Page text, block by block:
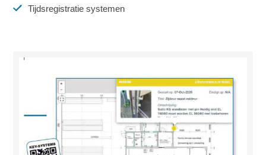
Tijdsregistratie systemen